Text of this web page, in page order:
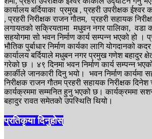
कार्यालय बर्दियाका प्रमुख , प्रहरी उपरीक्षक
, प्रहरी निरीक्षक राजन गौतम, प्रहरी सहायक
लगायतको सक्रियतामा मधुवन नगर पालिका, वडा
सहयोगमा सो भवन निर्माण कार्य सम्पन्न भएको हो ।
भौतिक पुर्बाधार निर्माण कार्यका लागि योगदानको
कार्यालय बर्दियाले मधुबन नगर प्रमुख गणेश बहादुर
गरेको छ । ४९ दिनमा भवन निर्माण कार्य सम्पन्न
कार्कीले जानकारी दिनु भयो। भवन निर्माण कार्यमा
निरीक्षक राजन गौतम प्रहरी सहायक निरीक्षक दिनेश
कार्यक्रममा सम्मनित हुनु भएको छ। कार्यक्रममा
बहादुर रावत समेतको उपस्थिति थियो।
प्रतिकृया दिनुहोस्